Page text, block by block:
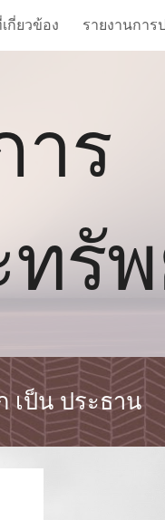
to navigation
กี่ยวข้อง รายงานการ
ร
ทรั
เป็น ประธาน